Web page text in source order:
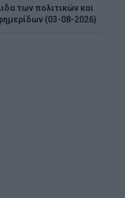
των πολιτικών και
(03-08-2026)